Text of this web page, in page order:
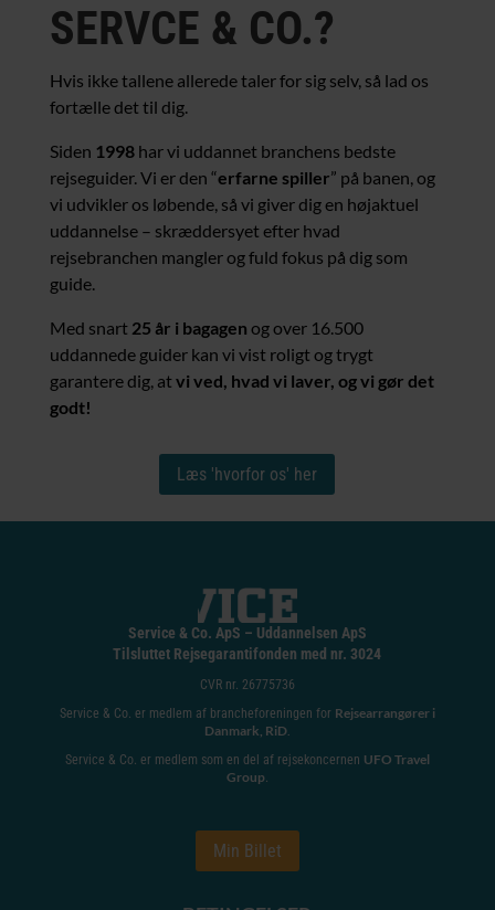
SERVCE & CO.?
Hvis ikke tallene allerede taler for sig selv, så lad os
fortælle det til dig.
Siden 1998har vi uddannet branchens bedste
rejseguider. Vi er den “erfarne spiller” på banen, og
vi udvikler os løbende, så vi giver dig en højaktuel
uddannelse – skræddersyet efter hvad
rejsebranchen mangler og fuld fokus på dig som
guide.
Med snart 25 år i bagagen og over 16.500
uddannede guider kan vi vist roligt og trygt
garantere dig, atvi ved, hvad vi laver, og vi gør det
godt!
Læs 'hvorfor os' her
Service & Co. ApS – Uddannelsen ApS
Tilsluttet Rejsegarantifonden med nr. 3024
CVR nr. 26775736
Service & Co. er medlem af brancheforeningen for Rejsearrangører i
Danmark, RiD.
Service & Co. er medlem som en del af rejsekoncernen UFO Travel
Group.
Min Billet